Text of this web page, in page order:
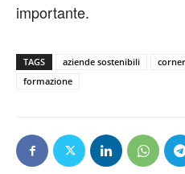
importante.
TAGS aziende sostenibili
formazione